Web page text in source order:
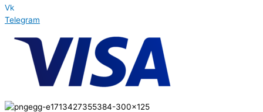
Vk
Telegram